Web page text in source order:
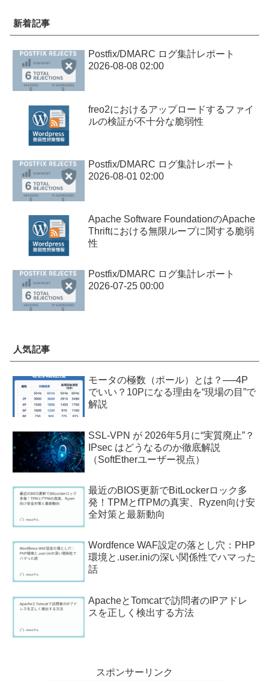
新着記事
Postfix/DMARC ログ集計レポート
2026-08-08 02:00
freo2におけるアップロードするファイ
ルの検証が不十分な脆弱性
Postfix/DMARC ログ集計レポート
2026-08-01 02:00
Apache Software FoundationのApache
Thriftにおける無限ループに関する脆弱
性
Postfix/DMARC ログ集計レポート
2026-07-25 00:00
人気記事
モータの極数（ポール）とは？──4P
でいい？10Pになる理由を“現場の目”で
解説
SSL-VPN が 2026年5月に“実質廃止”？
IPsec はどうなるのか徹底解説
（SoftEtherユーザー視点）
最近のBIOS更新でBitLockerロック多
発！TPMとfTPMの真実、Ryzen向け安
全対策と最新動向
Wordfence WAF設定の落とし穴：PHP
環境と.user.iniの深い関係性でハマった
話
ApacheとTomcatで訪問者のIPアドレ
スを正しく検出する方法
スポンサーリンク